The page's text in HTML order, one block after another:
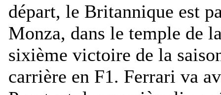
départ, le Britannique est
Monza, dans le temple de
sixième victoire de la
carrière en F1. Ferrari va